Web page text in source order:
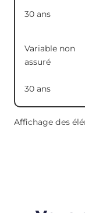
30 ans
Variable non
assuré
30 ans
Affichage des